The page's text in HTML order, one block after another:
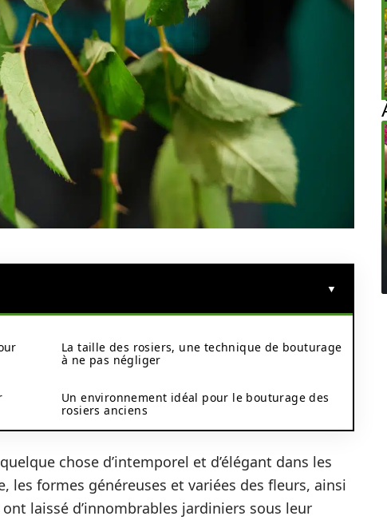
La taille des rosiers, une technique de bouturage
à ne pas négliger
Un environnement idéal pour le bouturage des
rosiers anciens
chose d’intemporel et d’élégant dans les
les formes généreuses et variées des fleurs, ainsi
laissé d’innombrables jardiniers sous leur